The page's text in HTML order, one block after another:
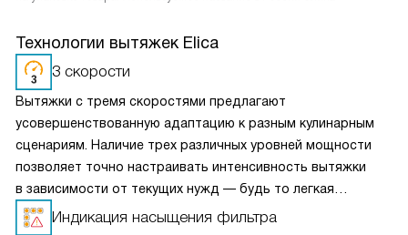
Технологии вытяжек Elica
3 скорости
Вытяжки с тремя скоростями предлагают
усовершенствованную адаптацию к разным кулинарным
сценариям. Наличие трех различных уровней мощности
позволяет точно настраивать интенсивность вытяжки
в зависимости от текущих нужд — будь то легкая
вентиляция при медленном приготовлении или мощное
Индикация насыщения фильтра